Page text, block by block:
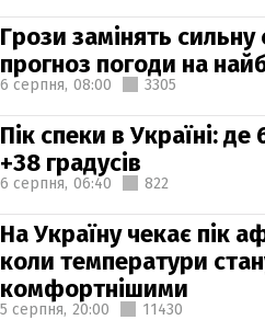
Грози замінять сильну
прогноз погоди на
6 серпня, 08:00 3305
Пік спеки в Україні:
+38 градусів
6 серпня, 06:40 822
На Україну чекає пік
коли температури
комфортнішими
5 серпня, 20:00 11430